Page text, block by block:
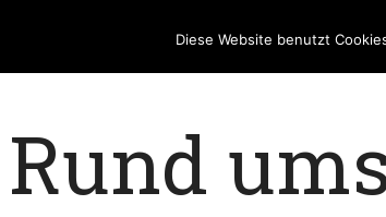
Rund
Diese Website benutzt